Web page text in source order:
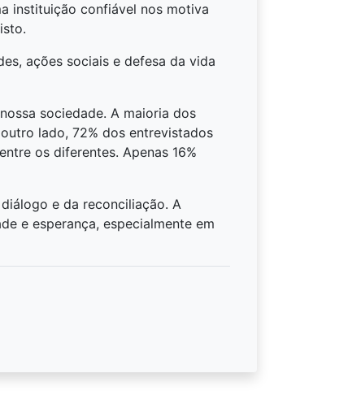
instituição confiável nos motiva
ações sociais e defesa da vida
sociedade. A maioria dos
lado, 72% dos entrevistados
os diferentes. Apenas 16%
e da reconciliação. A
e esperança, especialmente em